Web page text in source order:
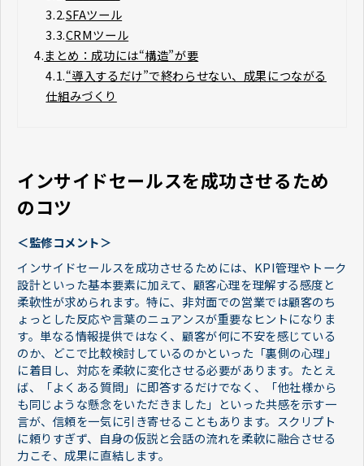
3.2.SFAツール
3.3.CRMツール
4.まとめ：成功には“構造”が要
4.1.“導入するだけ”で終わらせない、成果につながる
仕組みづくり
インサイドセールスを成功させるため
のコツ
＜監修コメント＞
インサイドセールスを成功させるためには、KPI管理やトーク
設計といった基本要素に加えて、顧客心理を理解する感度と
柔軟性が求められます。特に、非対面での営業では顧客のち
ょっとした反応や言葉のニュアンスが重要なヒントになりま
す。単なる情報提供ではなく、顧客が何に不安を感じている
のか、どこで比較検討しているのかといった「裏側の心理」
に着目し、対応を柔軟に変化させる必要があります。たとえ
ば、「よくある質問」に即答するだけでなく、「他社様から
も同じような懸念をいただきました」といった共感を示す一
言が、信頼を一気に引き寄せることもあります。スクリプト
に頼りすぎず、自身の仮説と会話の流れを柔軟に融合させる
力こそ、成果に直結します。